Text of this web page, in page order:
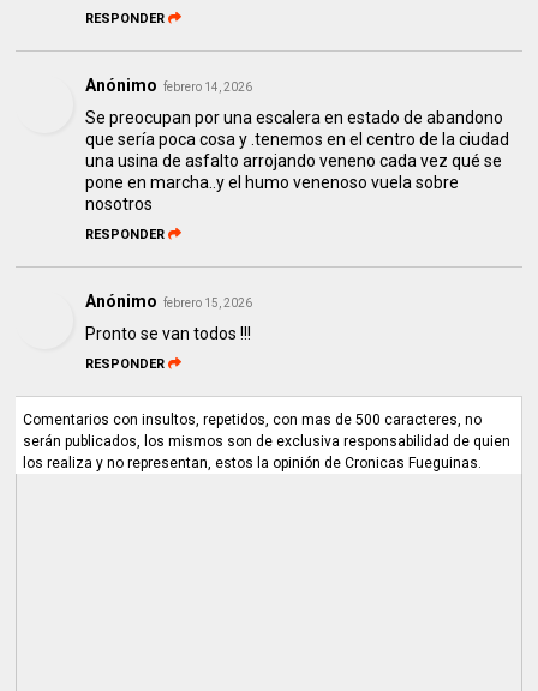
RESPONDER
Anónimo febrero 14, 2026
Se preocupan por una escalera en estado de abandono
que sería poca cosa y .tenemos en el centro de la ciudad
una usina de asfalto arrojando veneno cada vez qué se
pone en marcha..y el humo venenoso vuela sobre
nosotros
RESPONDER
Anónimo febrero 15, 2026
Pronto se van todos !!!
RESPONDER
Comentarios con insultos, repetidos, con mas de 500 caracteres, no
serán publicados, los mismos son de exclusiva responsabilidad de quien
los realiza y no representan, estos la opinión de Cronicas Fueguinas.